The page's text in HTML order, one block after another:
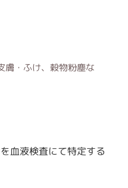
膚・ふけ、穀物粉塵な
血液検査にて特定する